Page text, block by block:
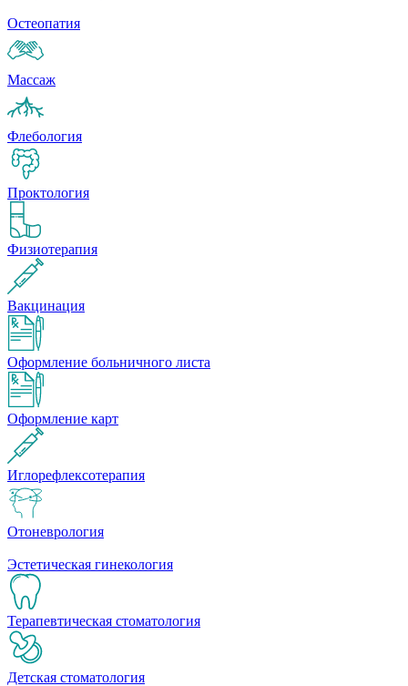
Остеопатия
Массаж
Флебология
Проктология
Физиотерапия
Вакцинация
Оформление больничного листа
Оформление карт
Иглорефлексотерапия
Отоневрология
Эстетическая гинекология
Терапевтическая стоматология
Детская стоматология